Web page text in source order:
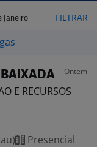
Janeiro FILTRAR
Ontem
E RECURSOS
Presencial